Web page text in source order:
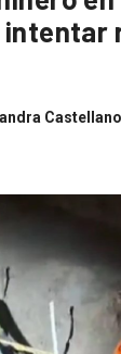
Castellano